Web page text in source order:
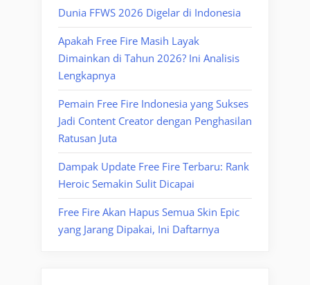
Dunia FFWS 2026 Digelar di Indonesia
Apakah Free Fire Masih Layak
Dimainkan di Tahun 2026? Ini Analisis
Lengkapnya
Pemain Free Fire Indonesia yang Sukses
Jadi Content Creator dengan Penghasilan
Ratusan Juta
Dampak Update Free Fire Terbaru: Rank
Heroic Semakin Sulit Dicapai
Free Fire Akan Hapus Semua Skin Epic
yang Jarang Dipakai, Ini Daftarnya